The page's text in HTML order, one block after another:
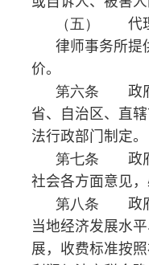
利润与法定税金确定。
第九条
实行市
事务所与委托人协商确
下主要因素：
（一）耗费的工作
（二）法律事务的
（三）委托人的承受
（四）律师可能承
（五）律师的社会
第十条
律师服
容，采取计件收费、按
式。
计件收费一般适用
按标的额比例收费